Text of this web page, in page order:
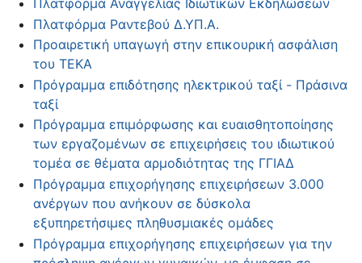
Πλατφόρμα Αναγγελίας Ιδιωτικών Εκδηλώσεων
Πλατφόρμα Ραντεβού Δ.ΥΠ.Α.
Προαιρετική υπαγωγή στην επικουρική ασφάλιση
του ΤΕΚΑ
Πρόγραμμα επιδότησης ηλεκτρικού ταξί - Πράσινα
ταξί
Πρόγραμμα επιμόρφωσης και ευαισθητοποίησης
των εργαζομένων σε επιχειρήσεις του ιδιωτικού
τομέα σε θέματα αρμοδιότητας της ΓΓΙΑΔ
Πρόγραμμα επιχορήγησης επιχειρήσεων 3.000
ανέργων που ανήκουν σε δύσκολα
εξυπηρετήσιμες πληθυσμιακές ομάδες
Πρόγραμμα επιχορήγησης επιχειρήσεων για την